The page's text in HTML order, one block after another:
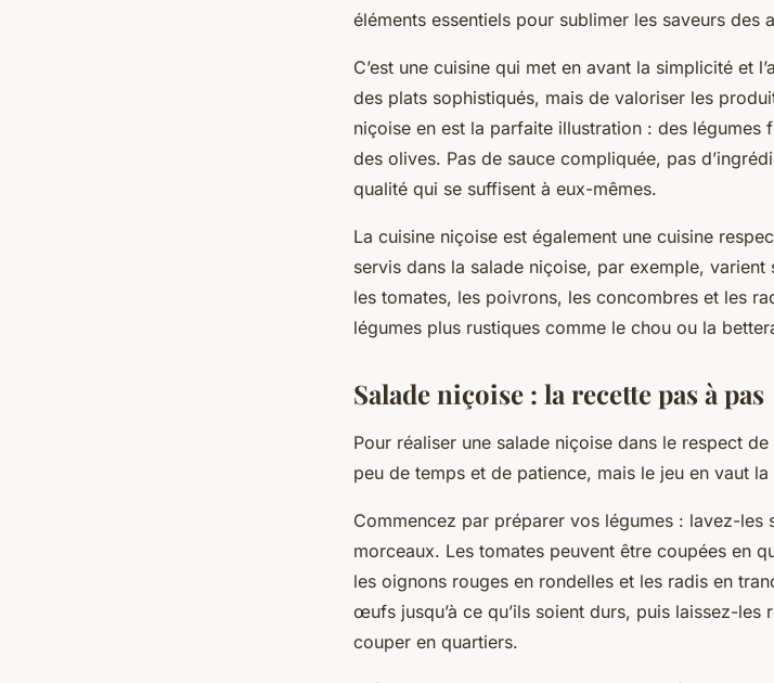
éléments essentiels pour sublimer les saveurs des
C’est une cuisine qui met en avant la simplicité et
des plats sophistiqués, mais de valoriser les
niçoise en est la parfaite illustration : des légumes
des olives. Pas de sauce compliquée, pas
qualité qui se suffisent à eux-mêmes.
La cuisine niçoise est également une cuisine
servis dans la salade niçoise, par exemple,
les tomates, les poivrons, les concombres et les
légumes plus rustiques comme le chou ou la
Salade niçoise : la recette pas à pas
Pour réaliser une salade niçoise dans le respect de
peu de temps et de patience, mais le jeu en vaut la
Commencez par préparer vos légumes : lavez-les
morceaux. Les tomates peuvent être coupées en
les oignons rouges en rondelles et les radis en
œufs jusqu’à ce qu’ils soient durs, puis laissez-
couper en quartiers.